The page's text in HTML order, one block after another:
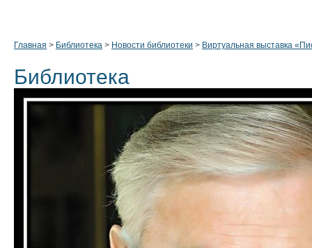
Главная > Библиотека > Новости библиотеки > Виртуальная выставка
Библиотека